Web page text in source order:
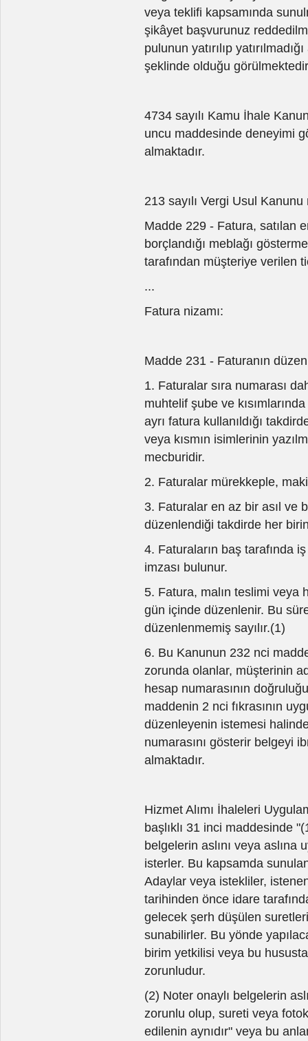
veya teklifi kapsamında
şikâyet başvurunuz
pulunun yatırılıp
şeklinde olduğu
4734 sayılı Kamu İhale
uncu maddesinde deneyimi
almaktadır.
213 sayılı Vergi Usul
Madde 229 - Fatura, satılan
borçlandığı meblağı
tarafından müşteriye verilen
...
Fatura nizamı:
Madde 231 - Faturanın
1. Faturalar sıra numarası
muhtelif şube ve
ayrı fatura kullanıldığı
veya kısmın isimlerinin
mecburidir.
2. Faturalar mürekkeple,
3. Faturalar en az bir asıl ve
düzenlendiği takdirde her
4. Faturaların baş tarafında
imzası bulunur.
5. Fatura, malın teslimi veya
gün içinde düzenlenir. Bu
düzenlenmemiş sayılır.(1)
6. Bu Kanunun 232 nci
zorunda olanlar, müşterinin
hesap numarasının
maddenin 2 nci fıkrasının
düzenleyenin istemesi
numarasını gösterir belgeyi
almaktadır.
Hizmet Alımı İhaleleri
başlıklı 31 inci maddesinde
belgelerin aslını veya
isterler. Bu kapsamda
Adaylar veya istekliler,
tarihinden önce idare
gelecek şerh düşülen
sunabilirler. Bu yönde
birim yetkilisi veya bu
zorunludur.
(2) Noter onaylı belgelerin
zorunlu olup, sureti veya
edilenin aynıdır" veya bu